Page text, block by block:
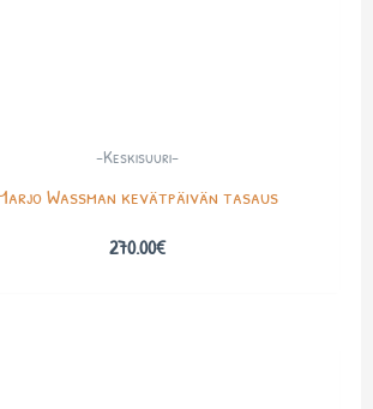
-Keskisuuri-
Wassman kevätpäivän tasaus
270.00€